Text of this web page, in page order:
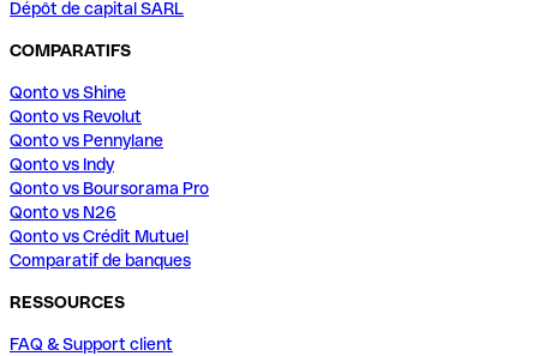
Dépôt de capital SARL
COMPARATIFS
Qonto vs Shine
Qonto vs Revolut
Qonto vs Pennylane
Qonto vs Indy
Qonto vs Boursorama Pro
Qonto vs N26
Qonto vs Crédit Mutuel
Comparatif de banques
RESSOURCES
FAQ & Support client